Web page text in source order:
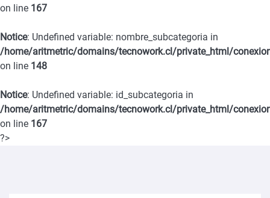
Programa 4 a 7 del SernamEG abre postulaciones para apoyar a
mujeres trabajadoras en el cuidado de niñas y niños
SernamEG Ñuble logra condena de 20 años de cárcel por caso de
violencia de género en San Carlos
SernamEG Ñuble invita a postular al Programa Mujer y
on line 167
Notice: Undefined variable: nombre_subcategoria in
/home/aritmetric/domains/tecnowork.cl/private_html/
on line 148
Notice: Undefined variable: id_subcategoria in
/home/aritmetric/domains/tecnowork.cl/private_html/
on line 167
?>